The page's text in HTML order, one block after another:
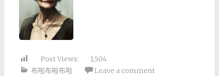
Post Views:
1,504
布啦布啦布啦
Leave a comment